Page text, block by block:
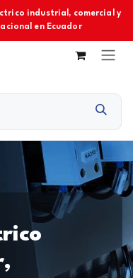
industrial, comercial y
en Ecuador